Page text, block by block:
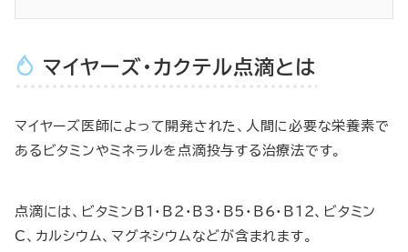
マイヤーズ・カクテル点滴とは
マイヤーズ医師によって開発された、人間に必要な栄養素で
あるビタミンやミネラルを点滴投与する治療法です。
点滴には、ビタミンB1・B2・B3・B5・B6・B12、ビタミン
C、カルシウム、マグネシウムなどが含まれます。